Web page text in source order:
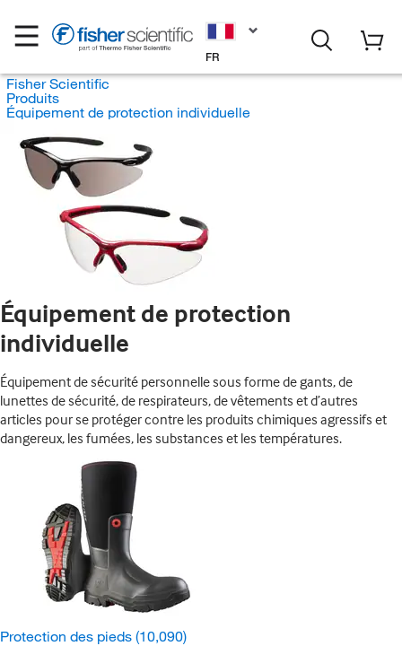
FR
Fisher Scientific
Produits
Équipement de protection individuelle
Équipement de protection
individuelle
Équipement de sécurité personnelle sous forme de gants, de
lunettes de sécurité, de respirateurs, de vêtements et d’autres
articles pour se protéger contre les produits chimiques agressifs et
dangereux, les fumées, les substances et les températures.
Protection des pieds (10,090)